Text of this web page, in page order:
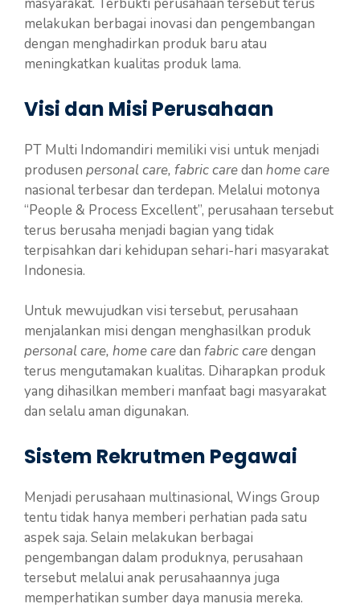
masyarakat. Terbukti perusahaan tersebut terus
melakukan berbagai inovasi dan pengembangan
dengan menghadirkan produk baru atau
meningkatkan kualitas produk lama.
Visi dan Misi Perusahaan
PT Multi Indomandiri memiliki visi untuk menjadi
produsen personal care, fabric caredan home care
nasional terbesar dan terdepan. Melalui motonya
“People & Process Excellent”, perusahaan tersebut
terus berusaha menjadi bagian yang tidak
terpisahkan dari kehidupan sehari-hari masyarakat
Indonesia.
Untuk mewujudkan visi tersebut, perusahaan
menjalankan misi dengan menghasilkan produk
personal care, home caredan fabric caredengan
terus mengutamakan kualitas. Diharapkan produk
yang dihasilkan memberi manfaat bagi masyarakat
dan selalu aman digunakan.
Sistem Rekrutmen Pegawai
Menjadi perusahaan multinasional, Wings Group
tentu tidak hanya memberi perhatian pada satu
aspek saja. Selain melakukan berbagai
pengembangan dalam produknya, perusahaan
tersebut melalui anak perusahaannya juga
memperhatikan sumber daya manusia mereka.